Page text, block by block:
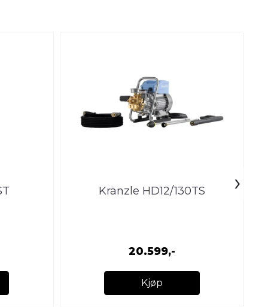
Kränzle HD12/130TS
20.599,-
Kjøp
›